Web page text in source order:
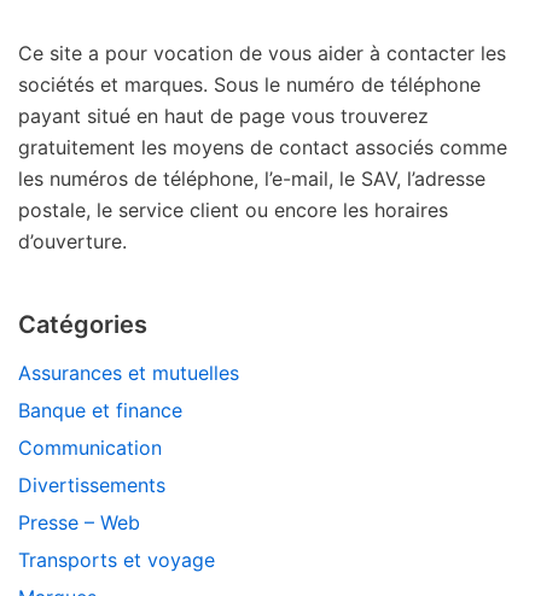
Ce site a pour vocation de vous aider à contacter les
sociétés et marques. Sous le numéro de téléphone
payant situé en haut de page vous trouverez
gratuitement les moyens de contact associés comme
les numéros de téléphone, l’e-mail, le SAV, l’adresse
postale, le service client ou encore les horaires
d’ouverture.
Catégories
Assurances et mutuelles
Banque et finance
Communication
Divertissements
Presse – Web
Transports et voyage